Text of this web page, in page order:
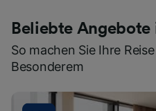
Beliebte Angebote
So machen Sie Ihre
Besonderem